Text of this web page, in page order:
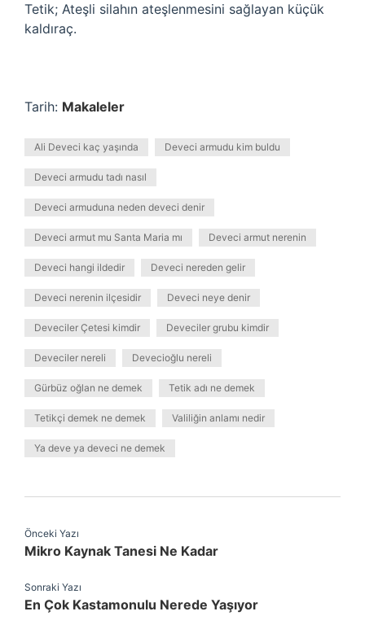
Tetik; Ateşli silahın ateşlenmesini sağlayan küçük
kaldıraç.
Tarih: Makaleler
Ali Deveci kaç yaşında Deveci armudu kim buldu
Deveci armudu tadı nasıl
Deveci armuduna neden deveci denir
Deveci armut mu Santa Maria mı Deveci armut nerenin
Deveci hangi ildedir Deveci nereden gelir
Deveci nerenin ilçesidir Deveci neye denir
Deveciler Çetesi kimdir Deveciler grubu kimdir
Deveciler nereli Devecioğlu nereli
Gürbüz oğlan ne demek Tetik adı ne demek
Tetikçi demek ne demek Valiliğin anlamı nedir
Ya deve ya deveci ne demek
Önceki Yazı
Mikro Kaynak Tanesi Ne Kadar
Sonraki Yazı
En Çok Kastamonulu Nerede Yaşıyor